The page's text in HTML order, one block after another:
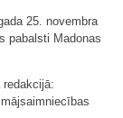
25. novembra
pabalsti Madonas